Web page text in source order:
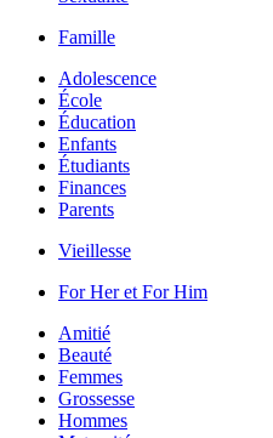
Famille
Adolescence
École
Éducation
Enfants
Étudiants
Finances
Parents
Vieillesse
For Her et For Him
Amitié
Beauté
Femmes
Grossesse
Hommes